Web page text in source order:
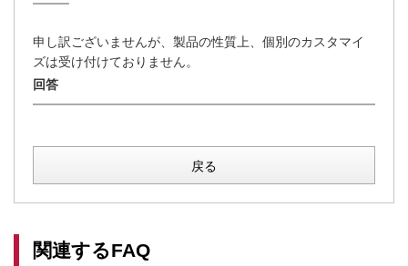
申し訳ございませんが、製品の性質上、個別のカスタマイ
ズは受け付けておりません。
戻る
関連するFAQ